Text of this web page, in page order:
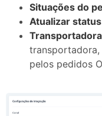
Situações do
Atualizar
transportadora,
pelos pedidos